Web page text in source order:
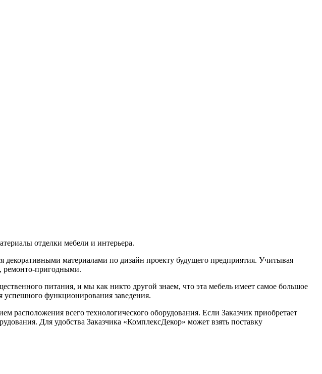
отделки мебели и интерьера.
декоративными материалами по дизайн проекту будущего предприятия. Учитывая
ремонто-пригодными.
питания, и мы как никто другой знаем, что эта мебель имеет самое большое
успешного функционирования заведения.
всего технологического оборудования. Если Заказчик приобретает
Для удобства Заказчика «КомплексДекор» может взять поставку